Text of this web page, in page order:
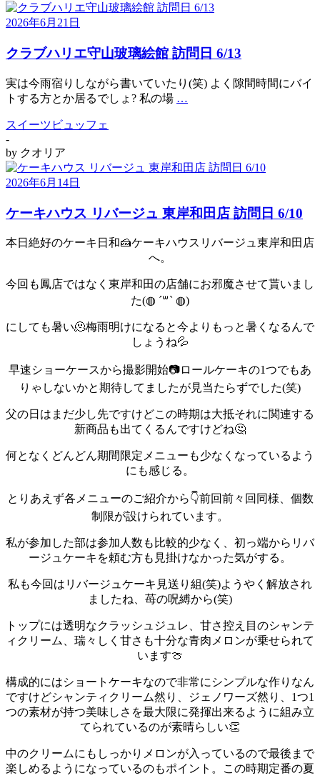
2026年6月21日
クラブハリエ守山玻璃絵館 訪問日 6/13
実は今雨宿りしながら書いていたり(笑) よく隙間時間にバイ
トする方とか居るでしょ? 私の場 …
スイーツビュッフェ
-
by クオリア
2026年6月14日
ケーキハウス リバージュ 東岸和田店 訪問日 6/10
本日絶好のケーキ日和🍰ケーキハウスリバージュ東岸和田店
へ。
今回も鳳店ではなく東岸和田の店舗にお邪魔させて貰いまし
た(◍︎ ´꒳` ◍︎)
にしても暑い🫠梅雨明けになると今よりもっと暑くなるんで
しょうね💦
早速ショーケースから撮影開始📷️ロールケーキの1つでもあ
りゃしないかと期待してましたが見当たらずでした(笑)
父の日はまだ少し先ですけどこの時期は大抵それに関連する
新商品も出てくるんですけどね🤔
何となくどんどん期間限定メニューも少なくなっているよう
にも感じる。
とりあえず各メニューのご紹介から👇️前回前々回同様、個数
制限が設けられています。
私が参加した部は参加人数も比較的少なく、初っ端からリバ
ージュケーキを頼む方も見掛けなかった気がする。
私も今回はリバージュケーキ見送り組(笑)ようやく解放され
ましたね、苺の呪縛から(笑)
トップには透明なクラッシュジュレ、甘さ控え目のシャンテ
ィクリーム、瑞々しく甘さも十分な青肉メロンが乗せられて
います🍈
構成的にはショートケーキなので非常にシンプルな作りなん
ですけどシャンティクリーム然り、ジェノワーズ然り、1つ1
つの素材が持つ美味しさを最大限に発揮出来るように組み立
てられているのが素晴らしい👏
中のクリームにもしっかりメロンが入っているので最後まで
楽しめるようになっているのもポイント。
この時期定番の夏